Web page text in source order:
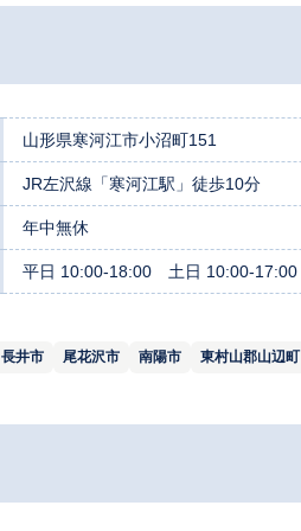
山形県寒河江市小沼町151
JR左沢線「寒河江駅」徒歩10分
年中無休
平日 10:00-18:00 土日 10:00-17:00
長井市 尾花沢市 南陽市 東村山郡山辺町